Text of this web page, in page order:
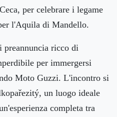
per celebrare i legame
l'Aquila di Mandello.
preannuncia ricco di
per immergersi
Moto Guzzi. L'incontro si
un luogo ideale
completa tra